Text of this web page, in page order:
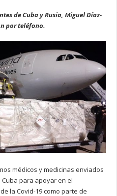
de Cuba y Rusia, Miguel Díaz-
por teléfono.
médicos y medicinas enviados
para apoyar en el
la Covid-19 como parte de